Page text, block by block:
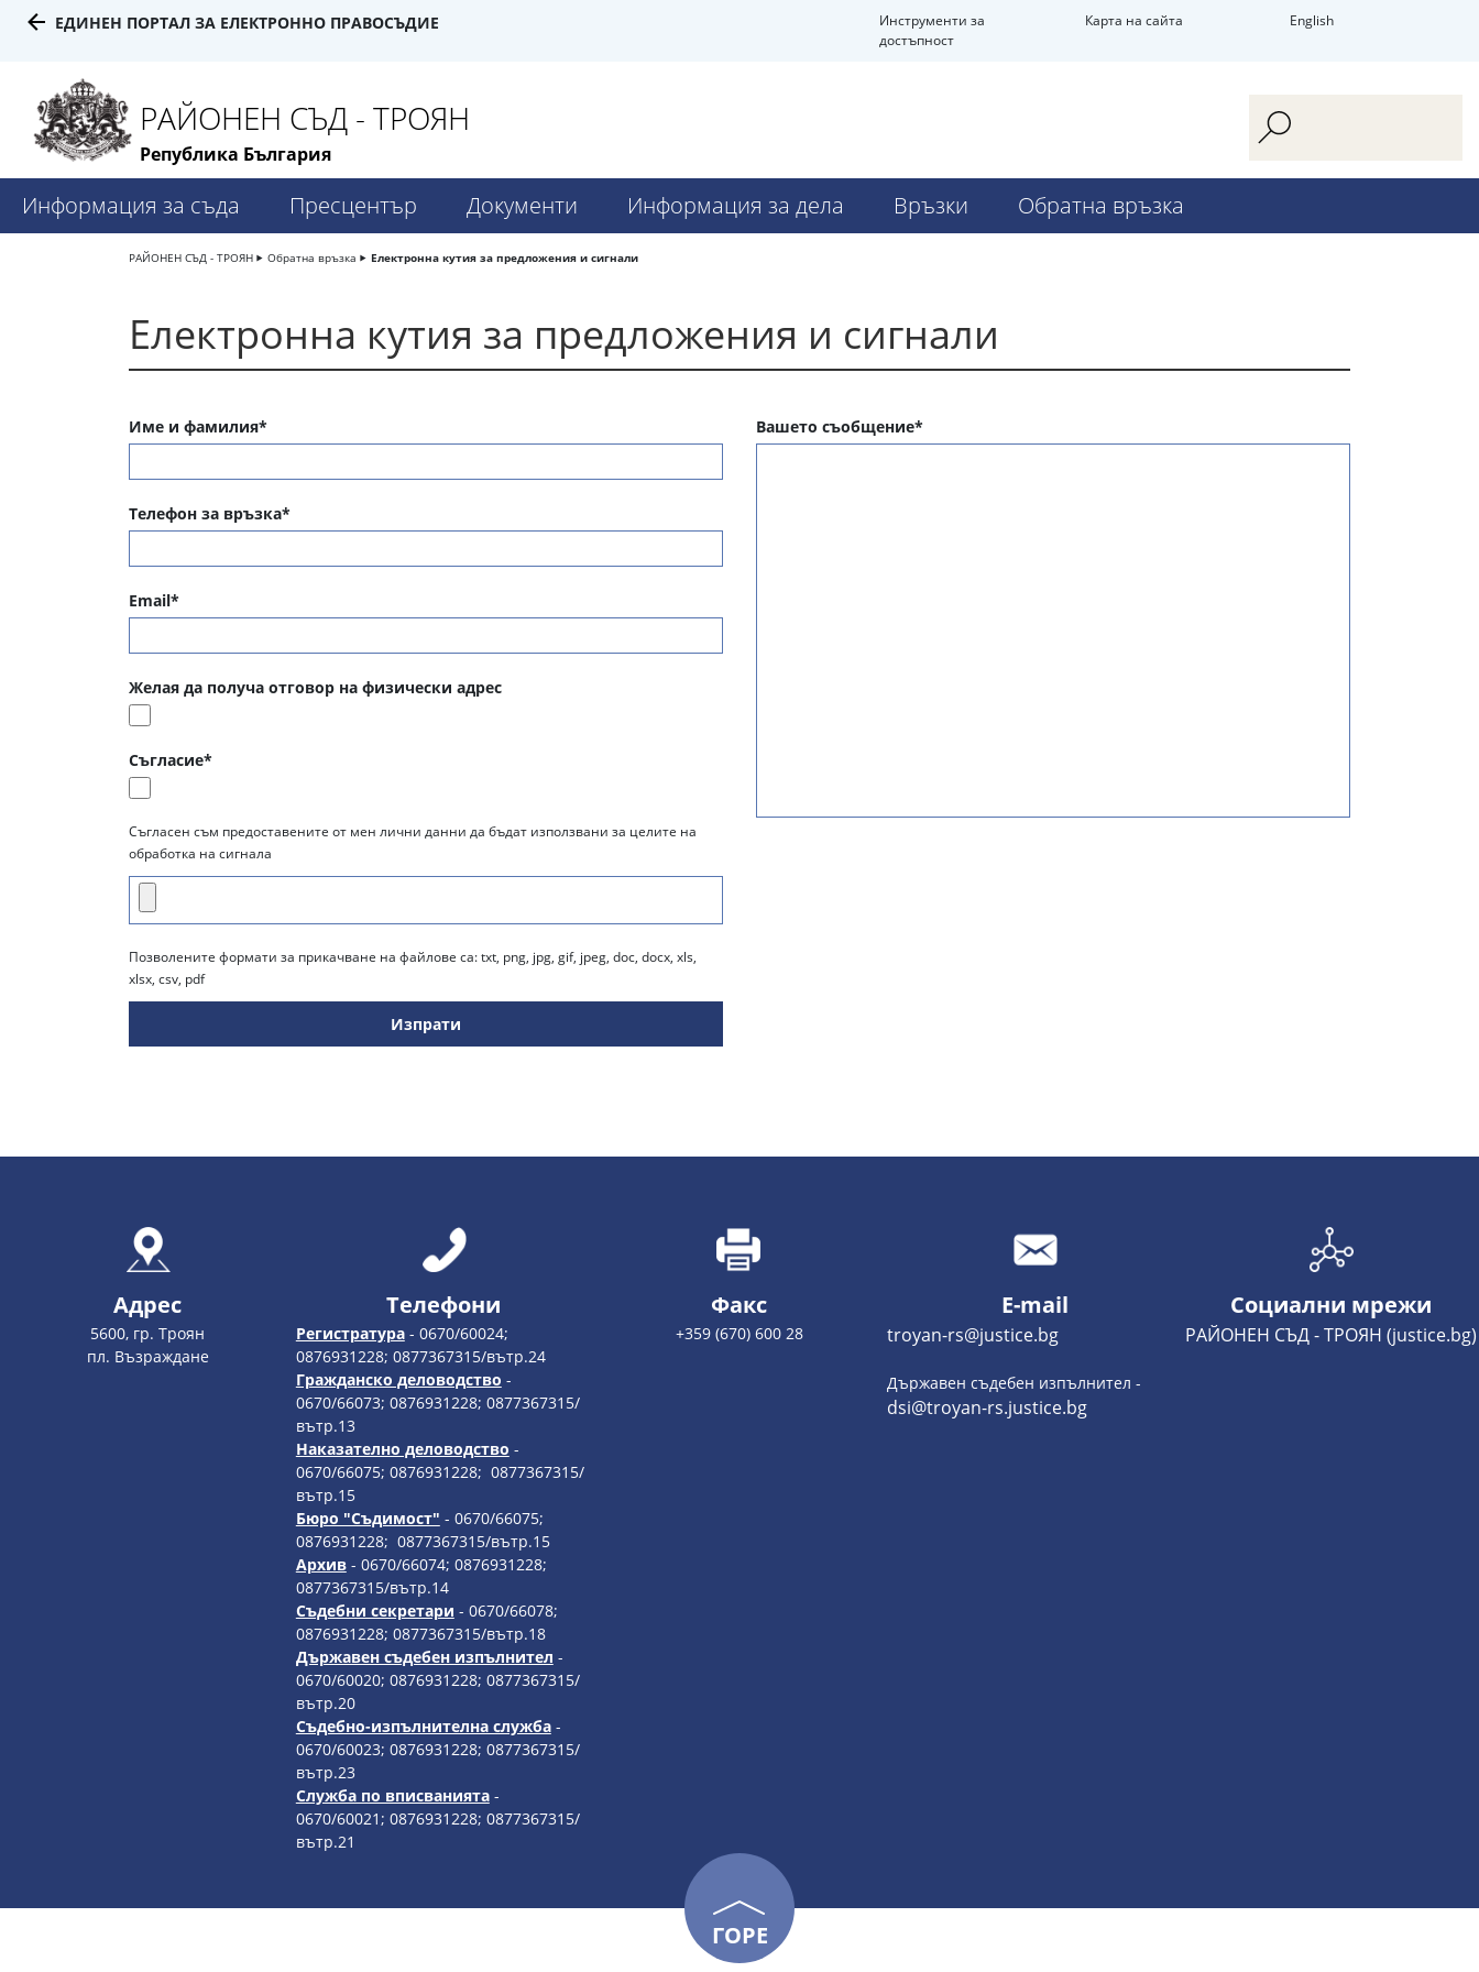
ЕДИНЕН ПОРТАЛ ЗА ЕЛЕКТРОННО ПРАВОСЪДИЕ
Инструменти за
достъпност
Карта на сайта English
РАЙОНЕН СЪД - ТРОЯН
Република България
Информация за съда Пресцентър Документи Информация за дела Връзки Обратна връзка
РАЙОНЕН СЪД - ТРОЯН Обратна връзка Електронна кутия за предложения и сигнали
Електронна кутия за предложения и сигнали
Име и фамилия*
Телефон за връзка*
Email*
Желая да получа отговор на физически адрес
Съгласие*
Съгласен съм предоставените от мен лични данни да бъдат използвани за целите на
обработка на сигнала
Позволените формати за прикачване на файлове са: txt, png, jpg, gif, jpeg, doc, docx, xls,
xlsx, csv, pdf
Вашето съобщение*
Изпрати
Адрес
5600, гр. Троян
пл. Възраждане
Телефони
Регистратура- 0670/60024;
0876931228; 0877367315/вътр.24
Гражданско деловодство -
0670/66073; 0876931228; 0877367315/
вътр.13
Наказателно деловодство -
0670/66075; 0876931228; 0877367315/
вътр.15
Бюро "Съдимост" - 0670/66075;
0876931228; 0877367315/вътр.15
Архив- 0670/66074; 0876931228;
0877367315/вътр.14
Съдебни секретари - 0670/66078;
0876931228; 0877367315/вътр.18
Държавен съдебен изпълнител -
0670/60020; 0876931228; 0877367315/
вътр.20
Съдебно-изпълнителна служба-
0670/60023; 0876931228; 0877367315/
вътр.23
Служба по вписванията-
0670/60021; 0876931228; 0877367315/
вътр.21
Факс
+359 (670) 600 28
E-mail
troyan-rs@justice.bg
Държавен съдебен изпълнител -
dsi@troyan-rs.justice.bg
Социални мрежи
РАЙОНЕН СЪД - ТРОЯН (justice.bg)
ГОРЕ